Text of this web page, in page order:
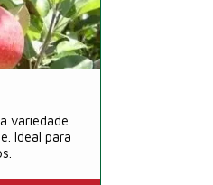
variedade
Ideal para